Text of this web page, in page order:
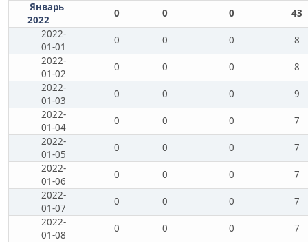
Январь
2022
0 0 0
43
2022-
01-01
0 0 0
8
2022-
01-02
0 0 0
8
2022-
01-03
0 0 0
9
2022-
01-04
0 0 0
7
2022-
01-05
0 0 0
7
2022-
01-06
0 0 0
7
2022-
01-07
0 0 0
7
2022-
01-08
0 0 0
7